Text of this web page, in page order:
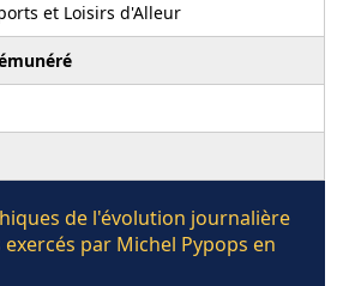
et Loisirs d'Alleur
de l'évolution journalière
par Michel Pypops en